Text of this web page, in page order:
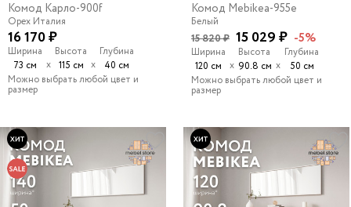
Комод Карло-900f
Орех Италия
16 170 ₽
Ширина
73 см
х
Высота
115 см х
Глубина
40 см
Можно выбрать любой цвет и
размер
Комод Mebikea-955e
Белый
15 820 ₽ 15 029 ₽ -5%
Ширина
120 см
х
Высота
90.8 см х
Глубина
50 см
Можно выбрать любой цвет и
размер